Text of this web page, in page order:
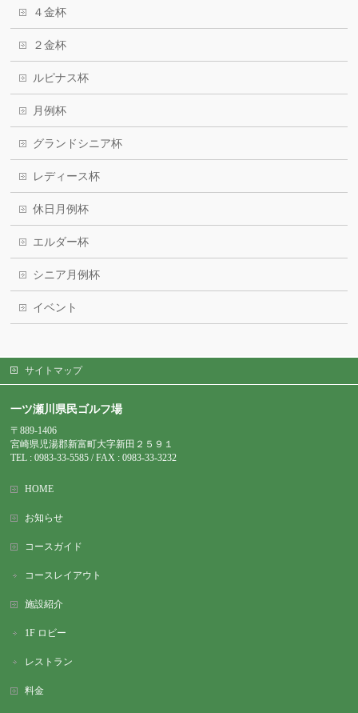
４金杯
２金杯
ルピナス杯
月例杯
グランドシニア杯
レディース杯
休日月例杯
エルダー杯
シニア月例杯
イベント
サイトマップ
一ツ瀬川県民ゴルフ場
〒889-1406
宮崎県児湯郡新富町大字新田２５９１
TEL : 0983-33-5585 / FAX : 0983-33-3232
HOME
お知らせ
コースガイド
コースレイアウト
施設紹介
1F ロビー
レストラン
料金